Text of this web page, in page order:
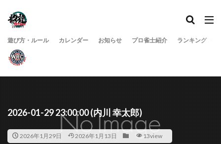
遊び方・ルール カレンダー お知らせ プロ雀士紹介 ランキング
2026-01-29 23:00:00 (内川 幸太郎)
2026年1月29日 2026年1月13日 13view